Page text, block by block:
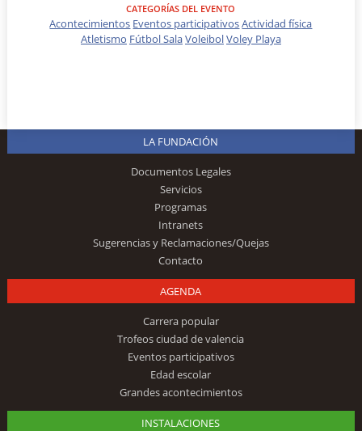
CATEGORÍAS DEL EVENTO
Acontecimientos Eventos participativosActividad física
Atletismo Fútbol SalaVoleibolVoley Playa
LA FUNDACIÓN
Documentos Legales
Servicios
Programas
Intranets
Sugerencias y Reclamaciones/Quejas
Contacto
AGENDA
Carrera popular
Trofeos ciudad de valencia
Eventos participativos
Edad escolar
Grandes acontecimientos
INSTALACIONES